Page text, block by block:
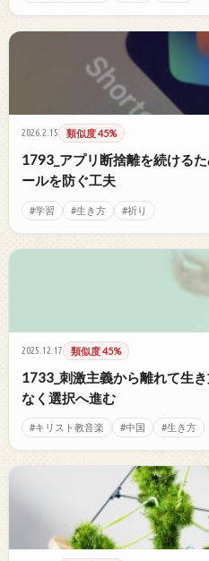
2026.2.15 類似度 45%
1793_アプリ断捨離を続ける
ールを防ぐ工夫
#学習 #生き方 #祈り
2025.12.17 類似度 45%
1733_刺激主義から離れて生
なく選択へ進む
#キリスト教音楽 #中国 #生き方